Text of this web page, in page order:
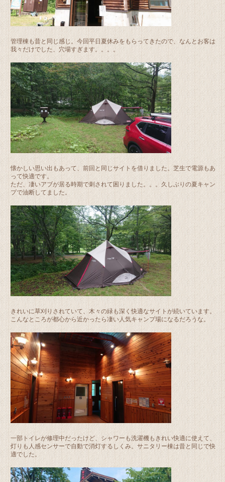
管理棟も昔と同じ感じ。今回平日夏休みをもらってきたので、なんとお客は
我々だけでした、穴場すぎます。。。。
懐かしい思い出もあって、前回と同じサイトを借りました。芝生で電源もあ
って快適です。
ただ、凄いアブが居る時期で刺されて困りました。。。久しぶりの夏キャン
プで油断してました。
きれいに草刈りされていて、木々の緑も深く快適なサイトが続いています。
こんなところが都心から近かったら凄い人気キャンプ場になるだろうな。
一部トイレが修理中だったけど、シャワーも洗濯機もきれい快適に使えて、
灯りも人感センサーで自動で消灯するしくみ。サニタリー棟は昔と同じで快
適でした。